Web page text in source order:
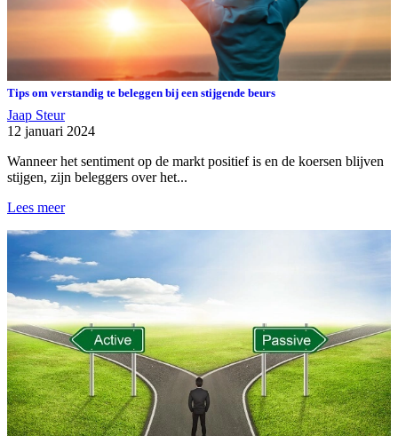
Tips om verstandig te beleggen bij een stijgende beurs
Jaap Steur
12 januari 2024
Wanneer het sentiment op de markt positief is en de koersen blijven
stijgen, zijn beleggers over het...
Lees meer